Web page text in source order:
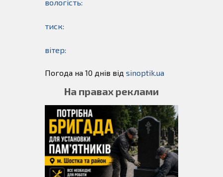
вологість:
тиск:
вітер:
Погода на 10 днів від sinoptik.ua
На правах реклами